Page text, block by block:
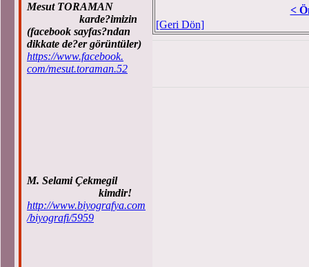
Mesut TORAMAN
karde?imizin
(facebook sayfas?ndan
dikkate de?er görüntüler)
https://www.facebook.
com/mesut.toraman.52
M. Selami Çekmegil
kimdir!
http://www.biyografya.com
/biyografi/5959
<
[Geri Dön]